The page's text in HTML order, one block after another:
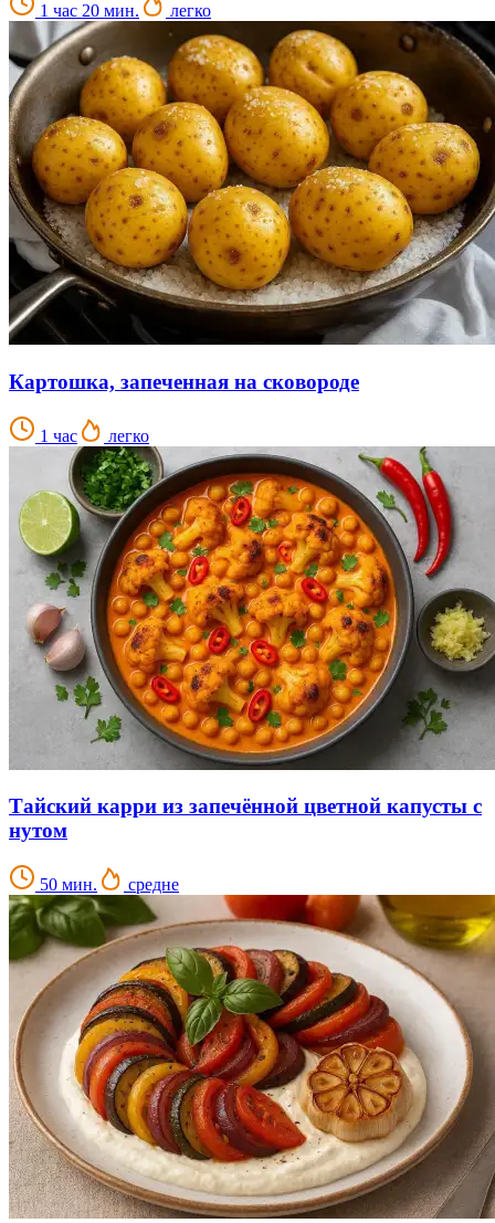
1 час 20 мин. легко
Картошка, запеченная на сковороде
1 час легко
Тайский карри из запечённой цветной капусты с
нутом
50 мин. средне